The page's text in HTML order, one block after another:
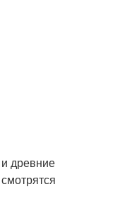
древние